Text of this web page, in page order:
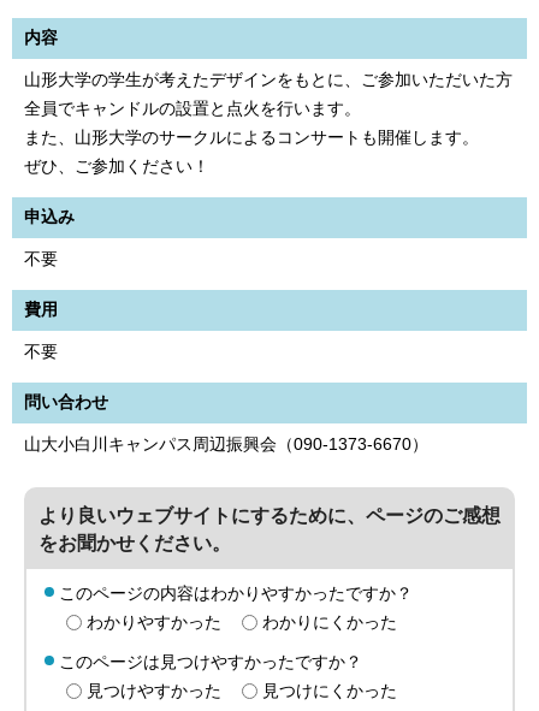
内容
山形大学の学生が考えたデザインをもとに、ご参加いただいた方
全員でキャンドルの設置と点火を行います。
また、山形大学のサークルによるコンサートも開催します。
ぜひ、ご参加ください！
申込み
不要
費用
不要
問い合わせ
山大小白川キャンパス周辺振興会（090-1373-6670）
より良いウェブサイトにするために、ページのご感想
をお聞かせください。
このページの内容はわかりやすかったですか？
わかりやすかった
わかりにくかった
このページは見つけやすかったですか？
見つけやすかった
見つけにくかった